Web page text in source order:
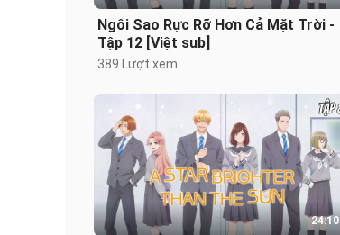
Ngôi Sao Rực Rỡ Hơn Cả Mặt Trời -
Tập 12 [Việt sub]
389 Lượt xem
24:10